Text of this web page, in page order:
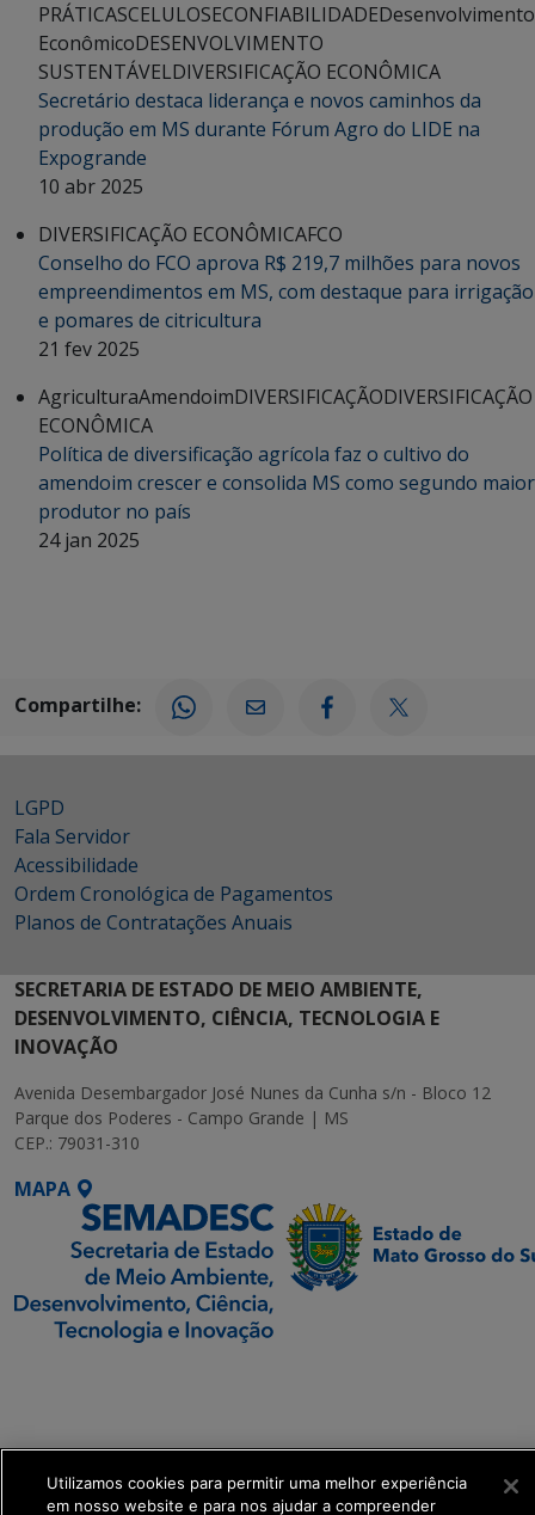
PRÁTICASCELULOSECONFIABILIDADEDesenvolvimento
EconômicoDESENVOLVIMENTO
SUSTENTÁVELDIVERSIFICAÇÃO ECONÔMICA
Secretário destaca liderança e novos caminhos da
produção em MS durante Fórum Agro do LIDE na
Expogrande
10 abr 2025
DIVERSIFICAÇÃO ECONÔMICAFCO
Conselho do FCO aprova R$ 219,7 milhões para novos
empreendimentos em MS, com destaque para irrigação
e pomares de citricultura
21 fev 2025
AgriculturaAmendoimDIVERSIFICAÇÃODIVERSIFICAÇÃO
ECONÔMICA
Política de diversificação agrícola faz o cultivo do
amendoim crescer e consolida MS como segundo maior
produtor no país
24 jan 2025
Compartilhe:
LGPD
Fala Servidor
Acessibilidade
Ordem Cronológica de Pagamentos
Planos de Contratações Anuais
SECRETARIA DE ESTADO DE MEIO AMBIENTE,
DESENVOLVIMENTO, CIÊNCIA, TECNOLOGIA E
INOVAÇÃO
Avenida Desembargador José Nunes da Cunha s/n - Bloco 12
Parque dos Poderes - Campo Grande | MS
CEP.: 79031-310
MAPA
get_footer();
Utilizamos cookies para permitir uma melhor experiência
em nosso website e para nos ajudar a compreender